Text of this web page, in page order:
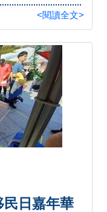
<閱讀全文>
日嘉年華